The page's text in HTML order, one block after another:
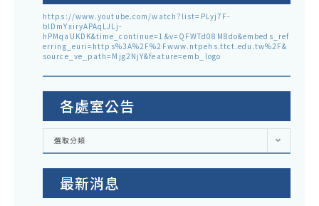
https://www.youtube.com/watch?list=PLyj7F-
blDmYxiryAPAqLJLj-
hPMqaUKDK&time_continue=1&v=QFWTd08M8do&embeds_ref
erring_euri=https%3A%2F%2Fwww.ntpehs.ttct.edu.tw%2F&
source_ve_path=Mjg2NjY&feature=emb_logo
各處室公告
各
室
選取分類
最新消息